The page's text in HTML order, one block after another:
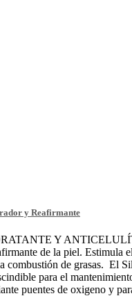
y Reafirmante
Y
de la piel. Estimula
combustión de grasas. El
para el
puentes de oxigeno y